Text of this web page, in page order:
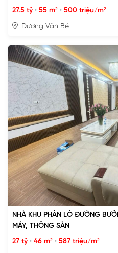
27.5 tỷ • 55 m² • 500 triệu/m²
Dương Văn Bé
NHÀ KHU PHÂN LÔ ĐƯỜNG
MÁY, THÔNG SÀN
27 tỷ • 46 m² • 587 triệu/m²